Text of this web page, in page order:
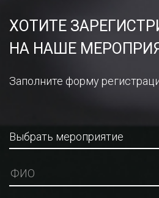
ХОТИТЕ
НА НАШЕ
Заполните форму